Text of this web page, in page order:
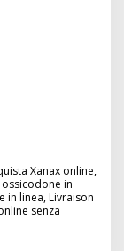
Xanax online,
in
in linea, Livraison
senza